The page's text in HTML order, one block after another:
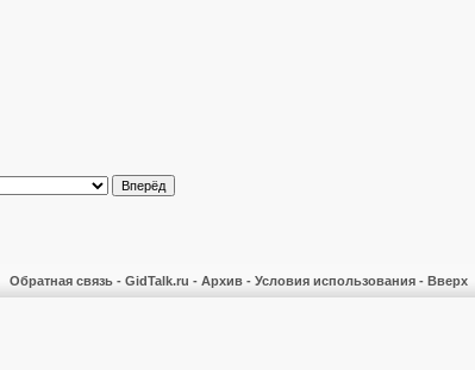
Обратная связь - GidTalk.ru - Архив - Условия использования - Вверх